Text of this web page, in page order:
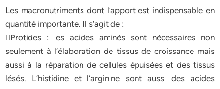
Les macronutriments dont l’apport est indispensable en
quantité importante. Il s’agit de :
Protides : les acides aminés sont nécessaires non
seulement à l’élaboration de tissus de croissance mais
aussi à la réparation de cellules épuisées et des tissus
lésés. L’histidine et l’arginine sont aussi des acides